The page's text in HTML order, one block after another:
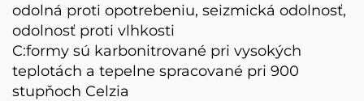
odolná proti opotrebeniu, seizmická odolnosť,
odolnosť proti vlhkosti
C:formy sú karbonitrované pri vysokých
teplotách a tepelne spracované pri 900
stupňoch Celzia